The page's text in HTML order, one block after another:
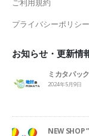
ご利用規約
プライバシーポリシー
お知らせ・更新情
ミカタパッ
2024年5月9日
NEW